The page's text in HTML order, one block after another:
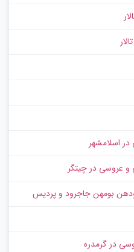
در اسلامشهر
و عروسی در چیتگر
بومهن جاجرود و پردیس
در گرمدره